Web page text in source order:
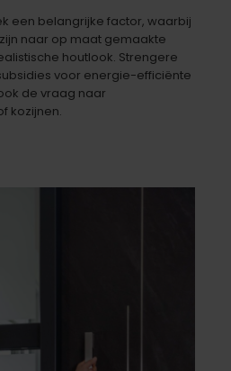
een belangrijke factor, waarbij
naar op maat gemaakte
houtlook. Strengere
voor energie-efficiënte
de vraag naar
kozijnen.